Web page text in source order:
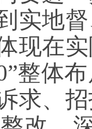
实地督
现在
整体
求、